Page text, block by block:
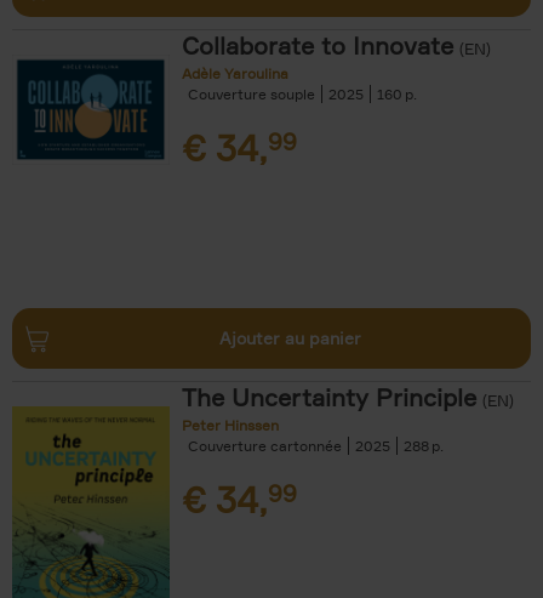
Collaborate to Innovate (EN)
Adèle Yaroulina
Couverture souple
2025 160
€ 34,99
Ajouter au panier
The Uncertainty Principle (EN)
Peter Hinssen
Couverture cartonnée
2025 288
€ 34,99